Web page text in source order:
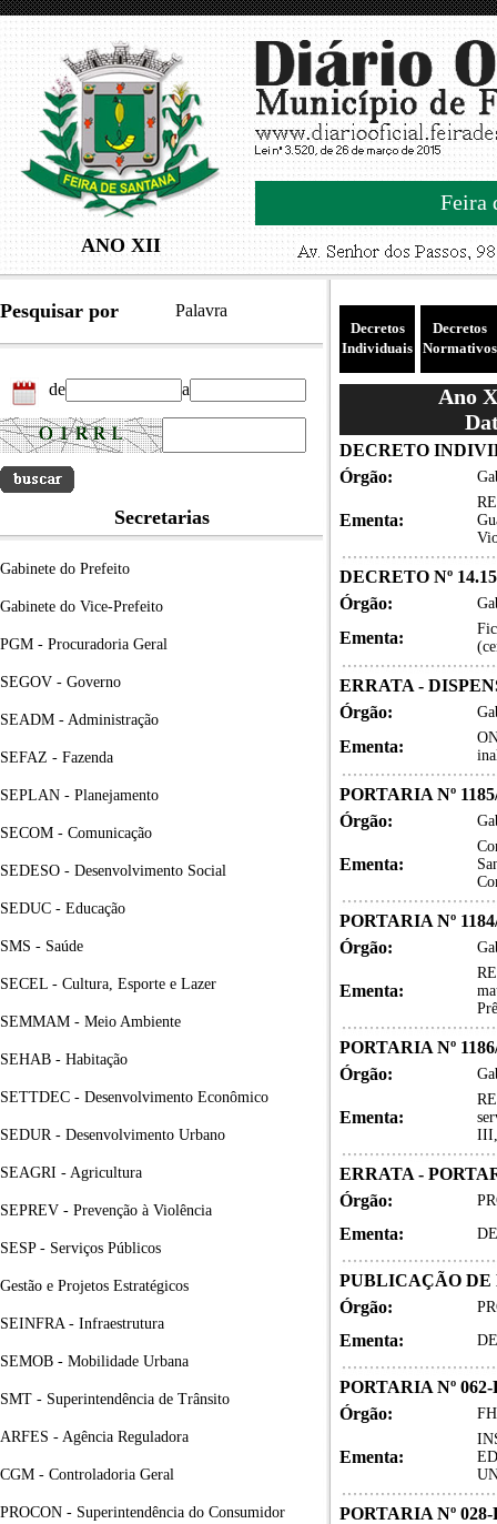
ANO XII
Feira
Pesquisar por Palavra
de a
Secretarias
Gabinete do Prefeito
Gabinete do Vice-Prefeito
PGM - Procuradoria Geral
SEGOV - Governo
SEADM - Administração
SEFAZ - Fazenda
SEPLAN - Planejamento
SECOM - Comunicação
SEDESO - Desenvolvimento Social
SEDUC - Educação
SMS - Saúde
SECEL - Cultura, Esporte e Lazer
SEMMAM - Meio Ambiente
SEHAB - Habitação
SETTDEC - Desenvolvimento Econômico
SEDUR - Desenvolvimento Urbano
SEAGRI - Agricultura
SEPREV - Prevenção à Violência
SESP - Serviços Públicos
Gestão e Projetos Estratégicos
SEINFRA - Infraestrutura
SEMOB - Mobilidade Urbana
SMT - Superintendência de Trânsito
ARFES - Agência Reguladora
CGM - Controladoria Geral
PROCON - Superintendência do Consumidor
Decretos
Individuais
Decretos
Normativos
Ano
DECRETO
Órgão:
Ementa:
DECRETO Nº
Órgão:
Ementa:
ERRATA -
Órgão:
Ementa:
PORTARIA Nº
Órgão:
Ementa:
PORTARIA Nº
Órgão:
Ementa:
PORTARIA Nº
Órgão:
Ementa:
III,
ERRATA -
Órgão:
Ementa:
PUBLICAÇÃO DE
Órgão:
Ementa:
PORTARIA Nº 062-
Órgão:
Ementa:
PORTARIA Nº